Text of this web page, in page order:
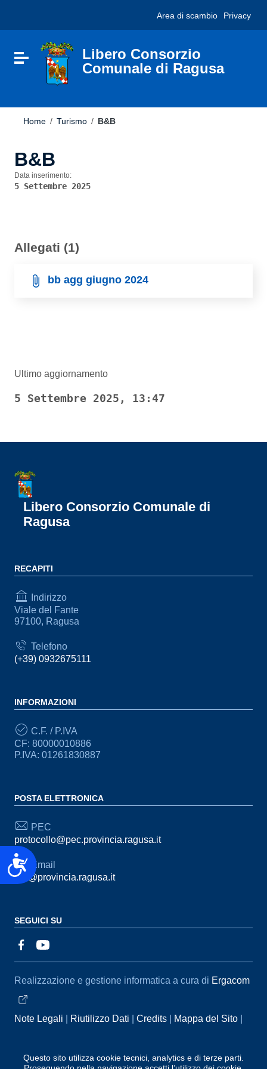
sito
include
Accessibilità
Questo sito utilizza cookie tecnici, analytics e di terze parti.
Vai al footer
Area di scambio Privacy
Attiva / disattiva la navigazione
Libero Consorzio
Comunale di Ragusa
Home / Turismo / B&B
B&B
Data inserimento:
5 Settembre 2025
Allegati (1)
bb agg giugno 2024
Ultimo aggiornamento
5 Settembre 2025, 13:47
Libero Consorzio Comunale di
Ragusa
RECAPITI
Indirizzo
Viale del Fante
97100, Ragusa
Telefono
(+39) 0932675111
INFORMAZIONI
C.F. / P.IVA
CF: 80000010886
P.IVA: 01261830887
POSTA ELETTRONICA
PEC
protocollo@pec.provincia.ragusa.it
Email
urp@provincia.ragusa.it
SEGUICI SU
Sezione Link Utili
Realizzazione e gestione informatica a cura di Ergacom
Note Legali Riutilizzo Dati Credits
Mappa del Sito
Segnalazioni
Statistiche accessi Dichiarazione di